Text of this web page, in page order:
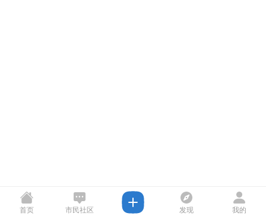
首页 市民社区 发现 我的